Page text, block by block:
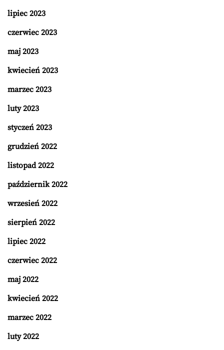
lipiec 2023
czerwiec 2023
maj 2023
kwiecień 2023
marzec 2023
luty 2023
styczeń 2023
grudzień 2022
listopad 2022
październik 2022
wrzesień 2022
sierpień 2022
lipiec 2022
czerwiec 2022
maj 2022
kwiecień 2022
marzec 2022
luty 2022